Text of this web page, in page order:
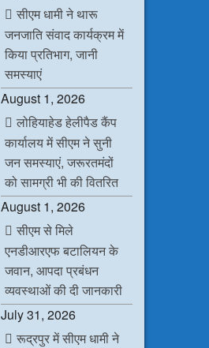
सीएम धामी ने थारू
जनजाति संवाद कार्यक्रम में
किया प्रतिभाग, जानी
समस्याएं
August 1, 2026
लोहियाहेड हेलीपैड कैंप
कार्यालय में सीएम ने सुनी
जन समस्याएं, जरूरतमंदों
को सामग्री भी की वितरित
August 1, 2026
सीएम से मिले
एनडीआरएफ बटालियन के
जवान, आपदा प्रबंधन
व्यवस्थाओं की दी जानकारी
July 31, 2026
रूद्रपुर में सीएम धामी ने